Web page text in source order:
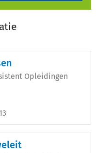
Opleidingen